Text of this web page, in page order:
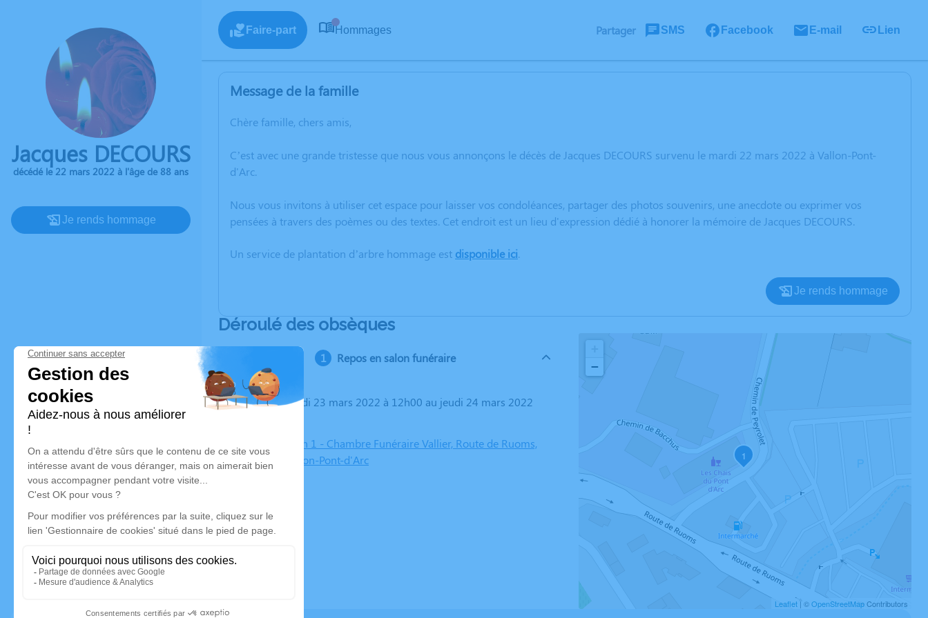
Jacques DECOURS
décédé le 22 mars 2022 à l'âge de 88 ans
Je rends hommage
Faire-part Hommages Partager SMS Facebook E-mail Lien
Message de la famille
Chère famille, chers amis,
C’est avec une grande tristesse que nous vous annonçons le décès de Jacques DECOURS survenu le mardi 22 mars 2022 à Vallon-Pont-
d'Arc.
Nous vous invitons à utiliser cet espace pour laisser vos condoléances, partager des photos souvenirs, une anecdote ou exprimer vos
pensées à travers des poèmes ou des textes. Cet endroit est un lieu d'expression dédié à honorer la mémoire de Jacques DECOURS.
Un service de plantation d’arbre hommage est disponible ici.
Je rends hommage
Déroulé des obsèques
Repos en salon funéraire
Du mercredi 23 mars 2022 à 12h00 au jeudi 24 mars 2022
Salon Salon 1 - Chambre Funéraire Vallier, Route de Ruoms,
07150 Vallon-Pont-d'Arc
1
−
Leaflet | ©OpenStreetMapContributors